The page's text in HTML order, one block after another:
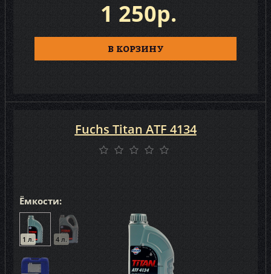
1 250р.
В КОРЗИНУ
Ёмкости:
1 л. 4 л.
Fuchs Titan ATF 4134